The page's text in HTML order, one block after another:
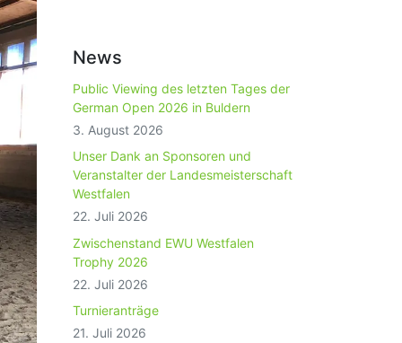
News
Public Viewing des letzten Tages der
German Open 2026 in Buldern
3. August 2026
Unser Dank an Sponsoren und
Veranstalter der Landesmeisterschaft
Westfalen
22. Juli 2026
Zwischenstand EWU Westfalen
Trophy 2026
22. Juli 2026
Turnieranträge
21. Juli 2026